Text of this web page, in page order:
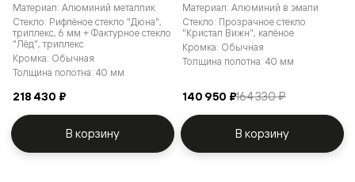
Материал: Алюминий металлик
Стекло: Рифлёное стекло "Дюна",
триплекс, 6 мм + Фактурное стекло
"Лёд", триплекс
Кромка: Обычная
Толщина полотна: 40 мм
218 430 ₽
В корзину
Материал: Алюминий в эмали
Стекло: Прозрачное стекло
"Кристал Вижн", калёное
Кромка: Обычная
Толщина полотна: 40 мм
140 950 ₽164 330 ₽
В корзину